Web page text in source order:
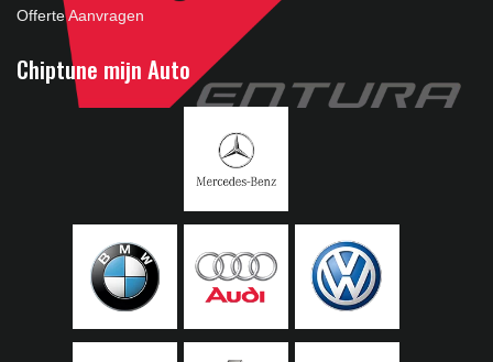
Offerte Aanvragen
Chiptune mijn Auto